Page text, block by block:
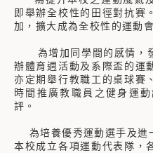
即舉辦全校性的田徑對抗賽
加，擴大成為全校性的運動
為增加同學間的感情，發
辦體育週活動及系際盃的運
亦定期舉行教職工的桌球賽
時間推廣教職員之健身運
評。
為培養優秀運動選手及進
本校成立各項運動代表隊，